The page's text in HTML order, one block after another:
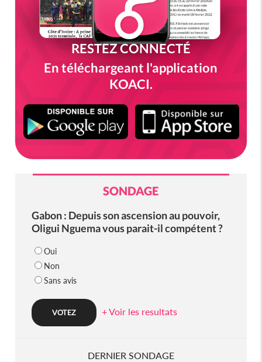
RESTEZ CONNECTÉ
En téléchargeant l'application
KOACI.
SONDAGE
Gabon : Depuis son ascension au pouvoir,
Oligui Nguema vous parait-il compétent ?
Oui
Non
Sans avis
+ Voir les resultats
DERNIER SONDAGE